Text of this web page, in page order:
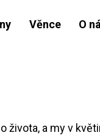
Věnce O
a my v